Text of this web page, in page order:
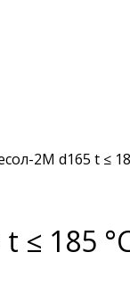
2М d165 t ≤
≤ 185